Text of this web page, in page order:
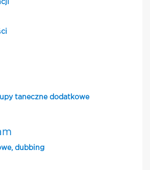
taneczne dodatkowe
dubbing